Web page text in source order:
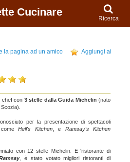
Cucinare
Ricerca
la pagina ad un amico
Aggiungi ai
con 3 stelle dalla Guida Michelin (nato
per la presentazione di spettacoli
Hell's Kitchen, e Ramsay's Kitchen
con 12 stelle Michelin. E 'ristorante di
, è stato votato migliori ristoranti di